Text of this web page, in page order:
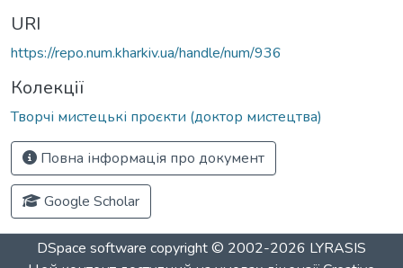
URI
https://repo.num.kharkiv.ua/handle/num/936
Колекції
Творчі мистецькі проєкти (доктор мистецтва)
Повна інформація про документ
Google Scholar
DSpace software copyright © 2002-2026 LYRASIS